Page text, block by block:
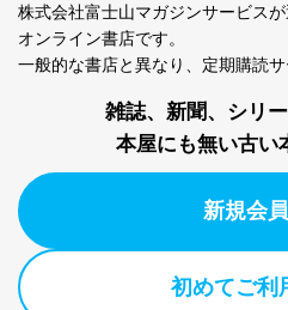
２．利用目的
当社が取り扱う開示対象個人
個人情報の種類
1 ービス等をご利用
の方の個人情報
購入商
商品代
ｅメー
ス、キ
閲覧履
株式会社富士山マガジンサービスが
オンライン書店です。
一般的な書店と異なり、 定期購読
雑誌、新聞、シリ
本屋にも無い古い
新規会
初めてご利